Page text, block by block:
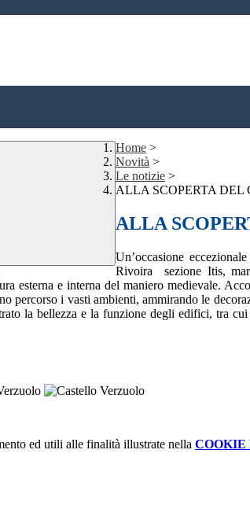
Home >
Novità >
Le notizie >
ALLA SCOPERTA
ALLA
Un’occasione
Rivoira sezione Itis,
esterna e interna del maniero medievale.
percorso i vasti ambienti, ammirando le
la bellezza e la funzione degli edifici, tra
ed utili alle finalità illustrate nella COOKIE